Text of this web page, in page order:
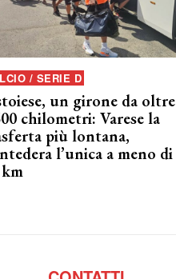
/ SERIE D
un girone da oltre
chilometri: Varese la
più lontana,
l’unica a meno di